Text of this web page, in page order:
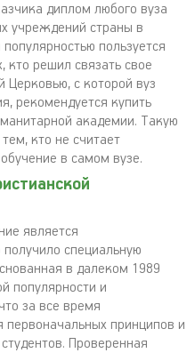
диплом любого вуза
учреждений страны в
пользуется
кто решил связать свое
Церковью, с которой вуз
рекомендуется купить
академии. Такую
кто не считает
в самом вузе.
является
специальную
в далеком 1989
популярности и
за все время
принципов и
Проверенная